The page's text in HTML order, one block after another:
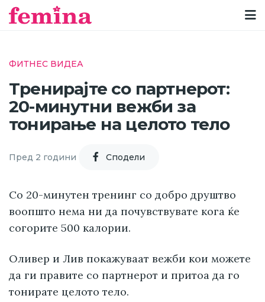
ФИТНЕС ВИДЕА
Тренирајте со партнерот:
20-минутни вежби за
тонирање на целото тело
Пред 2 години Cподели
Со 20-минутен тренинг со добро друштво
воопшто нема ни да почувствувате кога ќе
согорите 500 калории.
Оливер и Лив покажуваат вежби кои можете
да ги правите со партнерот и притоа да го
тонирате целото тело.